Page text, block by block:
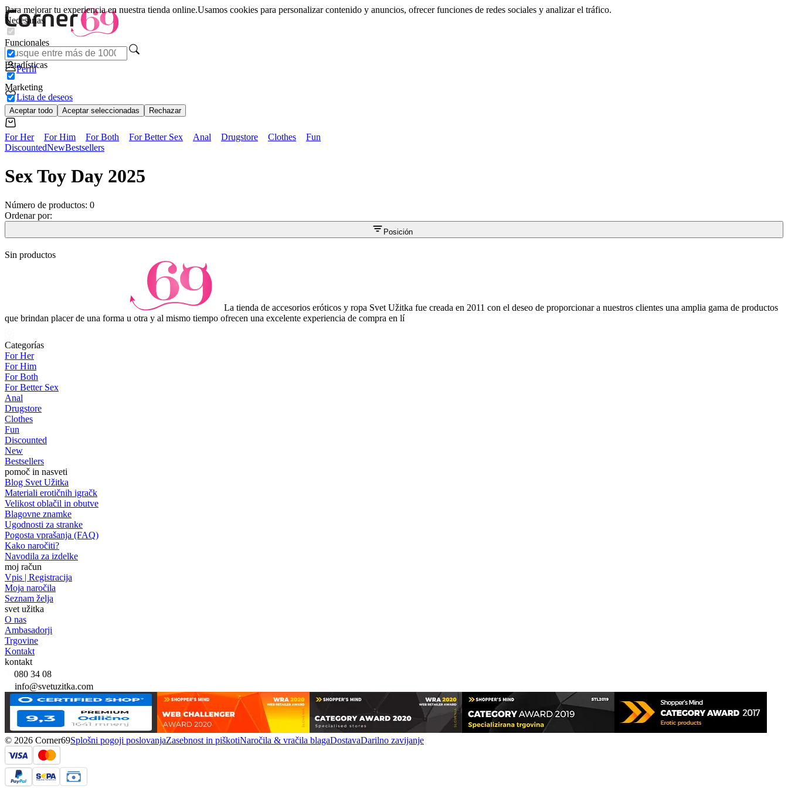
Para mejorar tu experiencia en nuestra tienda online.Usamos cookies para personalizar contenido y anuncios, ofrecer funciones de redes sociales y analizar el tráfico.
Necesarias
Funcionales
Estadísticas
Marketing
Aceptar todo Aceptar seleccionadas Rechazar
Perfil
Lista de deseos
For Her For Him For Both For Better Sex Anal Drugstore Clothes
Fun
DiscountedNewBestsellers
Sex Toy Day 2025
Número de productos: 0
Ordenar por:
Posición
Sin productos
La tienda de accesorios eróticos y ropa Svet Užitka fue creada en 2011 con el deseo de proporcionar a nuestros clientes una amplia gama de productos
que brindan placer de una forma u otra y al mismo tiempo ofrecen una excelente experiencia de compra en lí
Categorías
For Her
For Him
For Both
For Better Sex
Anal
Drugstore
Clothes
Fun
Discounted
New
Bestsellers
pomoč in nasveti
Blog Svet Užitka
Materiali erotičnih igračk
Velikost oblačil in obutve
Blagovne znamke
Ugodnosti za stranke
Pogosta vprašanja (FAQ)
Kako naročiti?
Navodila za izdelke
moj račun
Vpis | Registracija
Moja naročila
Seznam želja
svet užitka
O nas
Ambasadorji
Trgovine
Kontakt
kontakt
080 34 08
info@svetuzitka.com
© 2026 Corner69Splošni pogoji poslovanjaZasebnost in piškotiNaročila & vračila blagaDostavaDarilno zavijanje